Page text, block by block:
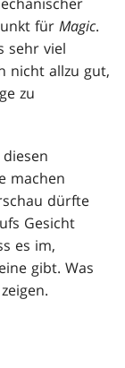
fürMagic.
sehr viel
nicht allzu gut,
zu
machen
dürfte
Gesicht
es im,
gibt. Was